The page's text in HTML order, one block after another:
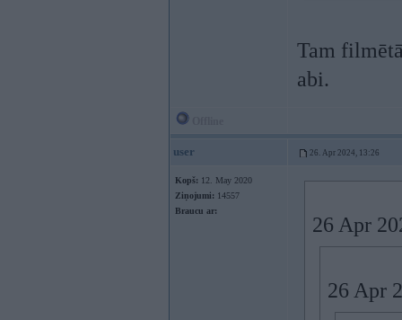
Tam
abi.
user 26. Apr 2024, 13:26
Kopš: 12. May 2020
Ziņojumi: 14557
Braucu ar:
26 Apr
26 Apr